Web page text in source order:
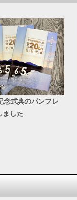
念式典のパンフレ
ました